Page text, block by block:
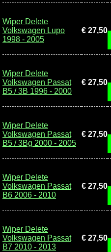
Wiper Delete
Volkswagen Lupo
1998 - 2005
€ 27,50
Wiper Delete
Volkswagen Passat
B5 / 3B 1996 - 2000
€ 27,50
Wiper Delete
Volkswagen Passat
B5 / 3Bg 2000 - 2005
€ 27,50
Wiper Delete
Volkswagen Passat
B6 2006 - 2010
€ 27,50
Wiper Delete
Volkswagen Passat
B7 2010 - 2013
€ 27,50